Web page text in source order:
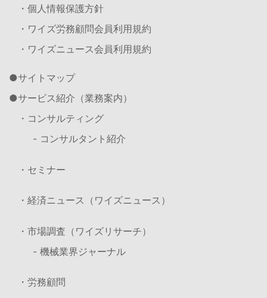
・個人情報保護方針
・ワイズ労務顧問会員利用規約
・ワイズニュース会員利用規約
サイトマップ
サービス紹介（業務案内）
・コンサルティング
- コンサルタント紹介
・セミナー
・経済ニュース（ワイズニュース）
・市場調査（ワイズリサーチ）
- 機械業界ジャーナル
・労務顧問